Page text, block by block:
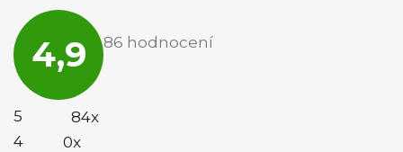
4,9
obchodu
je
86 hodnocení
5
84x
4
0x